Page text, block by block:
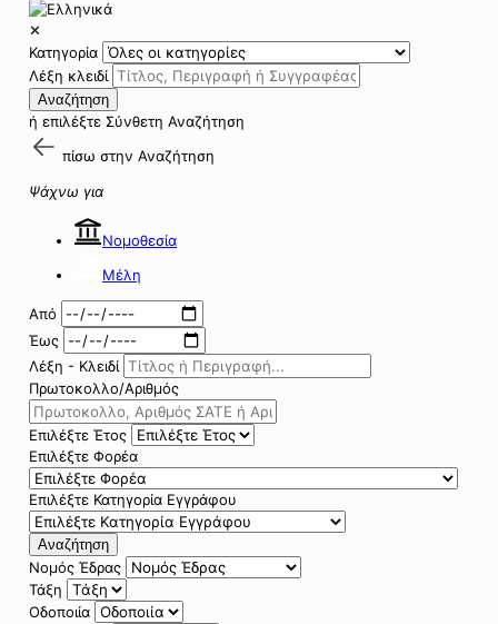
✕
Κατηγορία
Λέξη κλειδί
Αναζήτηση
ή επιλέξτε Σύνθετη Αναζήτηση
πίσω στην Αναζήτηση
Ψάχνω για
Νομοθεσία
Μέλη
Από
Έως
Λέξη - Κλειδί
Πρωτοκολλο/Αριθμός
Επιλέξτε Έτος
Επιλέξτε Φορέα
Επιλέξτε Κατηγορία Εγγράφου
Αναζήτηση
Νομός Έδρας
Τάξη
Οδοποιία